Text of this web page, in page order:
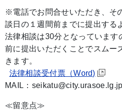
※電話でお問合せいただき、そ
談日の１週間前までに提出する
法律相談は30分となっています
前に提出いただくことでスムー
きます。
法律相談受付票（Word)
MAIL：seikatu@city.urasoe.lg.jp
≪留意点≫